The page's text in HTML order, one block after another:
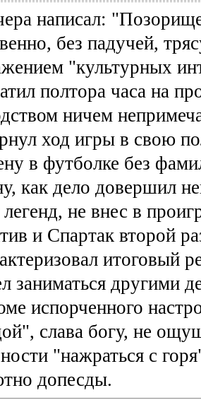
написал:
без падучей,
"культурных
полтора часа на
ничем
ход игры в свою
в футболке без
как дело довершил
не внес в
и Спартак второй
итоговый
заниматься другими
испорченного
слава богу, не
"нажраться с
допесды.